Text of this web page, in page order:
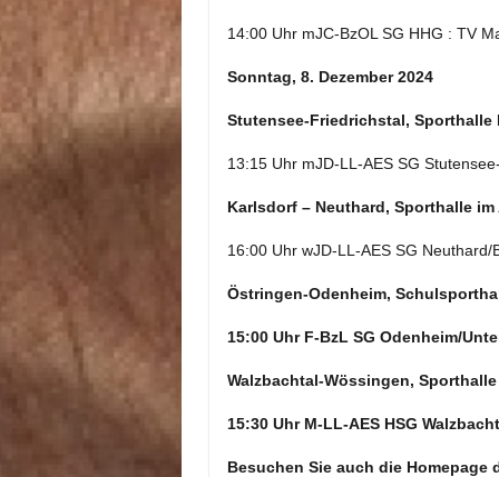
14:00 Uhr mJC-BzOL SG HHG : TV
Sonntag, 8. Dezember 2024
Stutensee-Friedrichstal, Sporthalle
13:15 Uhr mJD-LL-AES SG
Karlsdorf – Neuthard, Sporthalle
16:00 Uhr wJD-LL-AES SG Neuthard/
Östringen-Odenheim,
15:00 Uhr F-BzL SG Odenheim/
Walzbachtal-Wössingen, Sporthalle
15:30 Uhr M-LL-AES HSG
Besuchen Sie auch die